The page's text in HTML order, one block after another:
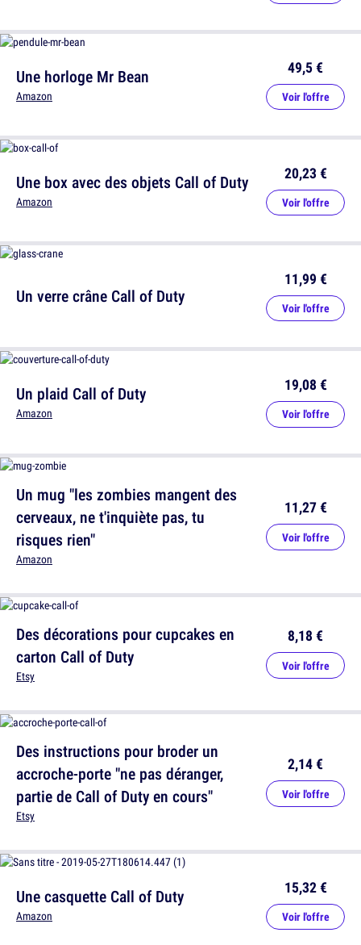
Une horloge Mr Bean
Amazon
49,5 €
Voir l'offre
Un verre crâne Call of Duty
11,99 €
Voir l'offre
Un mug "les zombies mangent des
cerveaux, ne t'inquiète pas, tu
risques rien"
Amazon
11,27 €
Voir l'offre
Des instructions pour broder un
accroche-porte "ne pas déranger,
partie de Call of Duty en cours"
Etsy
2,14 €
Voir l'offre
Une box avec des objets Call of Duty
Amazon
20,23 €
Voir l'offre
Un plaid Call of Duty
Amazon
19,08 €
Voir l'offre
Des décorations pour cupcakes en
carton Call of Duty
Etsy
8,18 €
Voir l'offre
Une casquette Call of Duty
Amazon
15,32 €
Voir l'offre